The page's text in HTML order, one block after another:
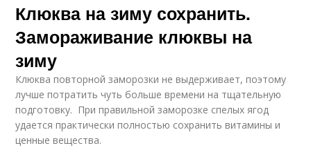
Клюква на зиму сохранить.
Замораживание клюквы на
зиму
Клюква повторной заморозки не выдерживает, поэтому
лучше потратить чуть больше времени на тщательную
подготовку. При правильной заморозке спелых ягод
удается практически полностью сохранить витамины и
ценные вещества.